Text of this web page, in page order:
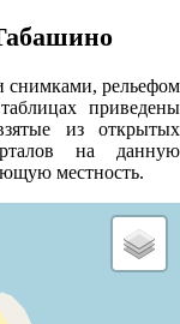
снимками, рельефом
приведены
из открытых
на данную
местность.